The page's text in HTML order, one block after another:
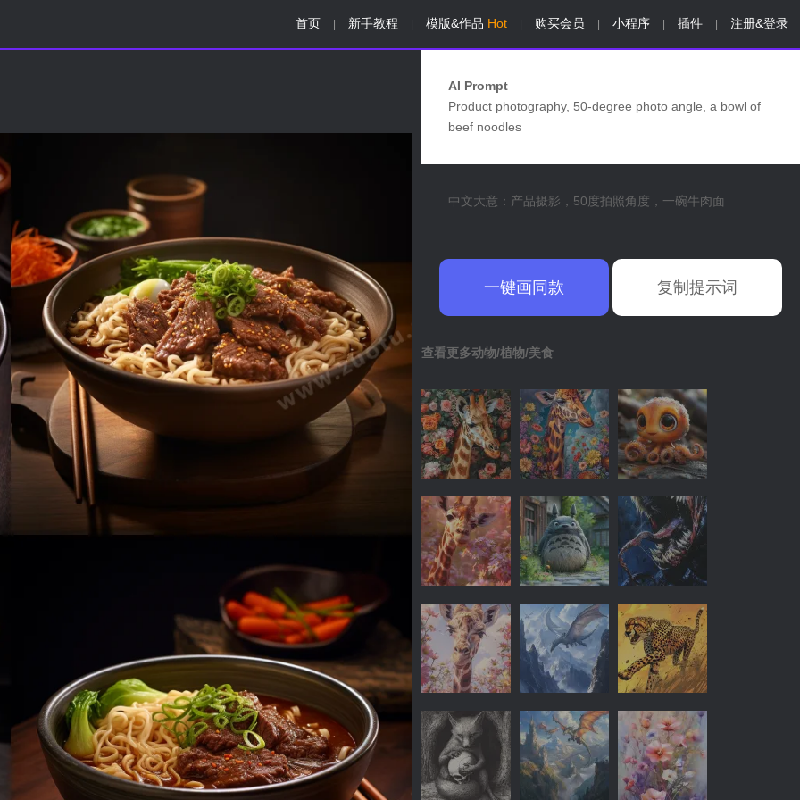
首页 新手教程 模版&作品 Hot 购买会员 小程序 插件 注册&登录
AI Prompt
Product photography, 50-degree photo angle, a bowl of
beef noodles
中文大意：产品摄影，50度拍照角度，一碗牛肉面
一键画同款 复制提示词
查看更多动物/植物/美食